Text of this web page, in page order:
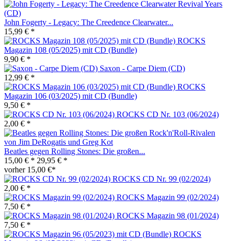
John Fogerty - Legacy: The Creedence Clearwater...
15,99 € *
ROCKS
Magazin 108 (05/2025) mit CD (Bundle)
9,90 € *
Saxon - Carpe Diem (CD)
12,99 € *
ROCKS
Magazin 106 (03/2025) mit CD (Bundle)
9,50 € *
ROCKS CD Nr. 103 (06/2024)
2,00 € *
Beatles gegen Rolling Stones: Die großen...
15,00 € * 29,95 € *
vorher 15,00 €*
ROCKS CD Nr. 99 (02/2024)
2,00 € *
ROCKS Magazin 99 (02/2024)
7,50 € *
ROCKS Magazin 98 (01/2024)
7,50 € *
ROCKS